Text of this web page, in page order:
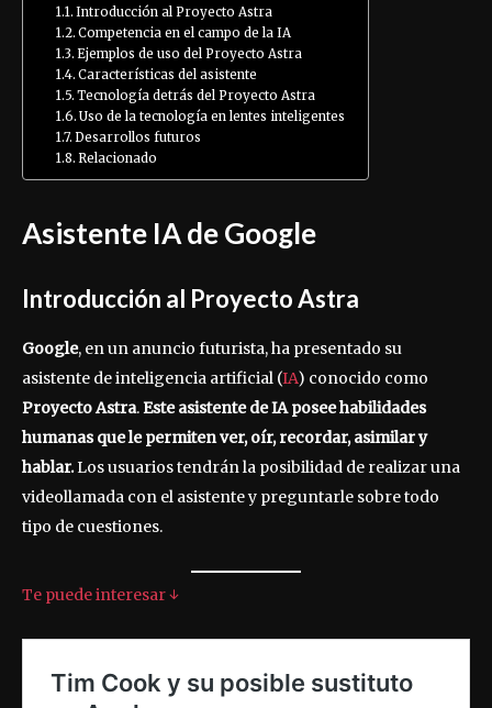
Introducción al Proyecto Astra
Competencia en el campo de la IA
Ejemplos de uso del Proyecto Astra
Características del asistente
Tecnología detrás del Proyecto Astra
Uso de la tecnología en lentes inteligentes
Desarrollos futuros
Relacionado
Asistente IA de Google
Introducción al Proyecto Astra
Google, en un anuncio futurista, ha presentado su
asistente de inteligencia artificial (IA) conocido como
Proyecto Astra.Este asistente de IA posee habilidades
humanas que le permiten ver, oír, recordar, asimilar y
hablar.Los usuarios tendrán la posibilidad de realizar una
videollamada con el asistente y preguntarle sobre todo
tipo de cuestiones.
Te puede interesar ↓